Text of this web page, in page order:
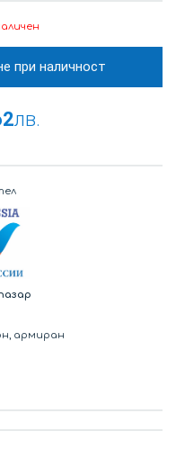
при наличност
лв.
армиран